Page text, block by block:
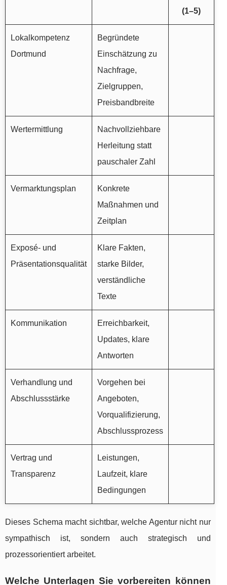
(1–5)
Lokalkompetenz
Dortmund
Begründete
Einschätzung zu
Nachfrage,
Zielgruppen,
Preisbandbreite
Wertermittlung
Nachvollziehbare
Herleitung statt
pauschaler Zahl
Vermarktungsplan
Konkrete
Maßnahmen und
Zeitplan
Exposé- und
Präsentationsqualität
Klare Fakten,
starke Bilder,
verständliche
Texte
Kommunikation
Erreichbarkeit,
Updates, klare
Antworten
Verhandlung und
Abschlussstärke
Vorgehen bei
Angeboten,
Vorqualifizierung,
Abschlussprozess
Vertrag und
Transparenz
Leistungen,
Laufzeit, klare
Bedingungen
Dieses Schema macht sichtbar, welche Agentur nicht nur
sympathisch ist, sondern auch strategisch und
prozessorientiert arbeitet.
Welche Unterlagen Sie vorbereiten können